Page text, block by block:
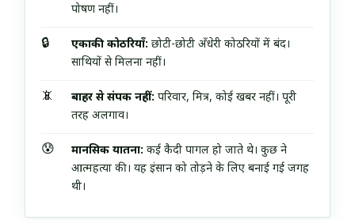
पोषण नहीं।
🔒 एकाकी कोठरियाँ: छोटी-छोटी अँधेरी कोठरियों में बंद।
साथियों से मिलना नहीं।
📵 बाहर से संपर्क नहीं: परिवार, मित्र, कोई खबर नहीं। पूरी
तरह अलगाव।
😰 मानसिक यातना: कई कैदी पागल हो जाते थे। कुछ ने
आत्महत्या की। यह इंसान को तोड़ने के लिए बनाई गई जगह
थी।